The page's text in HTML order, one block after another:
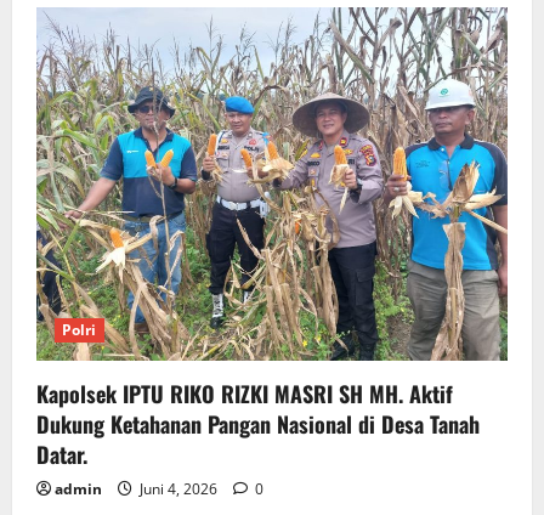
Rokan
Hulu,
Apresiasi
Polsek
Tapung
Hulu
Polri
Kapolsek IPTU RIKO RIZKI MASRI SH MH. Aktif
Dukung Ketahanan Pangan Nasional di Desa Tanah
Datar.
admin Juni 4, 2026 0